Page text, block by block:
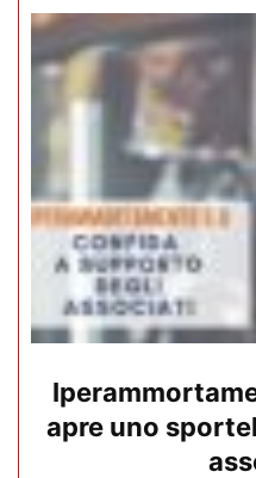
apre uno